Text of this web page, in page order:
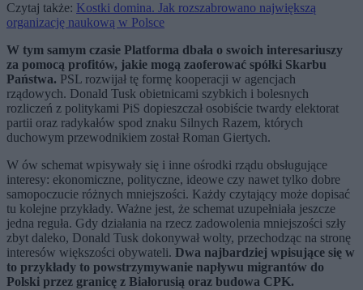
Czytaj także: Kostki domina. Jak rozszabrowano największą
organizację naukową w Polsce
W tym samym czasie Platforma dbała o swoich interesariuszy
za pomocą profitów, jakie mogą zaoferować spółki Skarbu
Państwa. PSL rozwijał tę formę kooperacji w agencjach
rządowych. Donald Tusk obietnicami szybkich i bolesnych
rozliczeń z politykami PiS dopieszczał osobiście twardy elektorat
partii oraz radykałów spod znaku Silnych Razem, których
duchowym przewodnikiem został Roman Giertych.
W ów schemat wpisywały się i inne ośrodki rządu obsługujące
interesy: ekonomiczne, polityczne, ideowe czy nawet tylko dobre
samopoczucie różnych mniejszości. Każdy czytający może dopisać
tu kolejne przykłady. Ważne jest, że schemat uzupełniała jeszcze
jedna reguła. Gdy działania na rzecz zadowolenia mniejszości szły
zbyt daleko, Donald Tusk dokonywał wolty, przechodząc na stronę
interesów większości obywateli. Dwa najbardziej wpisujące się w
to przykłady to powstrzymywanie napływu migrantów do
Polski przez granicę z Białorusią oraz budowa CPK.